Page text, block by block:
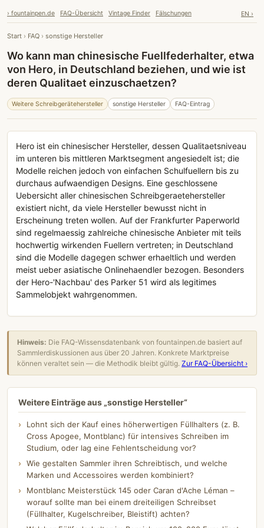
› fountainpen.de FAQ-Übersicht Vintage Finder Fälschungen EN ›
Start › FAQ › sonstige Hersteller
Wo kann man chinesische Fuellfederhalter, etwa
von Hero, in Deutschland beziehen, und wie ist
deren Qualitaet einzuschaetzen?
Weitere Schreibgerätehersteller sonstige Hersteller FAQ-Eintrag
Hero ist ein chinesischer Hersteller, dessen Qualitaetsniveau
im unteren bis mittleren Marktsegment angesiedelt ist; die
Modelle reichen jedoch von einfachen Schulfuellern bis zu
durchaus aufwaendigen Designs. Eine geschlossene
Uebersicht aller chinesischen Schreibgeraetehersteller
existiert nicht, da viele Hersteller bewusst nicht in
Erscheinung treten wollen. Auf der Frankfurter Paperworld
sind regelmaessig zahlreiche chinesische Anbieter mit teils
hochwertig wirkenden Fuellern vertreten; in Deutschland
sind die Modelle dagegen schwer erhaeltlich und werden
meist ueber asiatische Onlinehaendler bezogen. Besonders
der Hero-'Nachbau' des Parker 51 wird als legitimes
Sammelobjekt wahrgenommen.
Hinweis: Die FAQ-Wissensdatenbank von fountainpen.de basiert auf
Sammlerdiskussionen aus über 20 Jahren. Konkrete Marktpreise
können veraltet sein — die Methodik bleibt gültig. Zur FAQ-Übersicht ›
Weitere Einträge aus „sonstige Hersteller“
Lohnt sich der Kauf eines höherwertigen Füllhalters (z. B.
Cross Apogee, Montblanc) für intensives Schreiben im
Studium, oder lag eine Fehlentscheidung vor?
Wie gestalten Sammler ihren Schreibtisch, und welche
Marken und Accessoires werden kombiniert?
Montblanc Meisterstück 145 oder Caran d'Ache Léman –
worauf sollte man bei einem dreiteiligen Schreibset
(Füllhalter, Kugelschreiber, Bleistift) achten?